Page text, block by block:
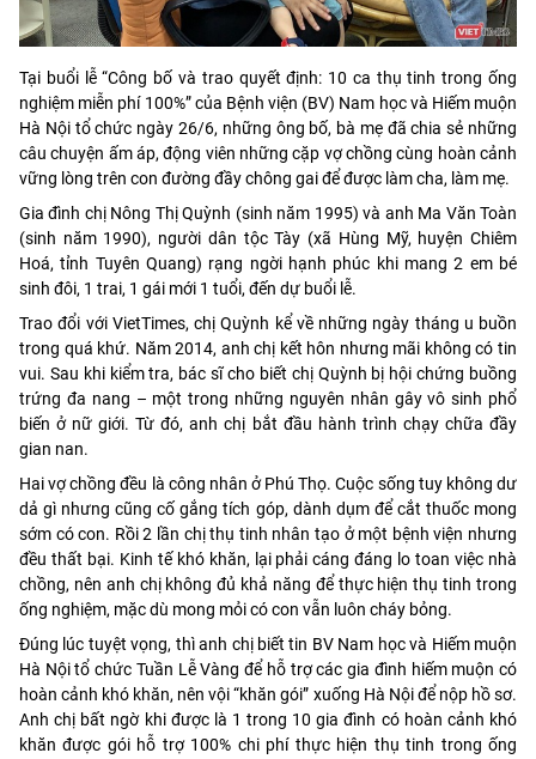
Tại buổi lễ “Công bố và trao quyết định: 10 ca thụ tinh trong ống
nghiệm miễn phí 100%” của Bệnh viện (BV) Nam học và Hiếm muộn
Hà Nội tổ chức ngày 26/6, những ông bố, bà mẹ đã chia sẻ những
câu chuyện ấm áp, động viên những cặp vợ chồng cùng hoàn cảnh
vững lòng trên con đường đầy chông gai để được làm cha, làm mẹ.
Gia đình chị Nông Thị Quỳnh (sinh năm 1995) và anh Ma Văn Toàn
(sinh năm 1990), người dân tộc Tày (xã Hùng Mỹ, huyện Chiêm
Hoá, tỉnh Tuyên Quang) rạng ngời hạnh phúc khi mang 2 em bé
sinh đôi, 1 trai, 1 gái mới 1 tuổi, đến dự buổi lễ.
Trao đổi với VietTimes, chị Quỳnh kể về những ngày tháng u buồn
trong quá khứ. Năm 2014, anh chị kết hôn nhưng mãi không có tin
vui. Sau khi kiểm tra, bác sĩ cho biết chị Quỳnh bị hội chứng buồng
trứng đa nang – một trong những nguyên nhân gây vô sinh phổ
biến ở nữ giới. Từ đó, anh chị bắt đầu hành trình chạy chữa đầy
gian nan.
Hai vợ chồng đều là công nhân ở Phú Thọ. Cuộc sống tuy không dư
dả gì nhưng cũng cố gắng tích góp, dành dụm để cắt thuốc mong
sớm có con. Rồi 2 lần chị thụ tinh nhân tạo ở một bệnh viện nhưng
đều thất bại. Kinh tế khó khăn, lại phải cáng đáng lo toan việc nhà
chồng, nên anh chị không đủ khả năng để thực hiện thụ tinh trong
ống nghiệm, mặc dù mong mỏi có con vẫn luôn cháy bỏng.
Đúng lúc tuyệt vọng, thì anh chị biết tin BV Nam học và Hiếm muộn
Hà Nội tổ chức Tuần Lễ Vàng để hỗ trợ các gia đình hiếm muộn có
hoàn cảnh khó khăn, nên vội “khăn gói” xuống Hà Nội để nộp hồ sơ.
Anh chị bất ngờ khi được là 1 trong 10 gia đình có hoàn cảnh khó
khăn được gói hỗ trợ 100% chi phí thực hiện thụ tinh trong ống